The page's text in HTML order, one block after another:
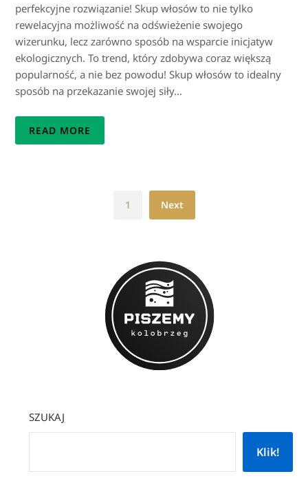
perfekcyjne rozwiązanie! Skup włosów to nie tylko
rewelacyjna możliwość na odświeżenie swojego
wizerunku, lecz zarówno sposób na wsparcie inicjatyw
ekologicznych. To trend, który zdobywa coraz większą
popularność, a nie bez powodu! Skup włosów to idealny
sposób na przekazanie swojej siły…
READ MORE
1 Next
SZUKAJ
Klik!